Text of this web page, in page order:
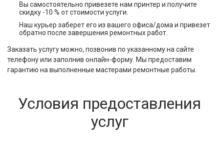
Вы самостоятельно привезете нам принтер и получите
скидку -10 % от стоимости услуги.
Наш курьер заберет его из вашего офиса/дома и привезет
обратно после завершения ремонтных работ.
Заказать услугу можно, позвонив по указанному на сайте
телефону или заполнив онлайн-форму. Мы предоставим
гарантию на выполненные мастерами ремонтные работы.
Условия предоставления
услуг